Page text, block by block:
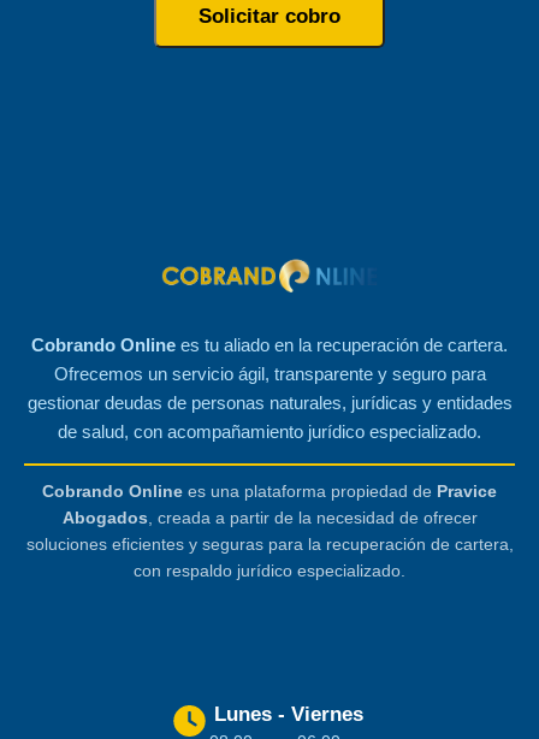
Solicitar cobro
Cobrando Online es tu aliado en la recuperación de cartera.
Ofrecemos un servicio ágil, transparente y seguro para
gestionar deudas de personas naturales, jurídicas y entidades
de salud, con acompañamiento jurídico especializado.
Cobrando Online es una plataforma propiedad de Pravice
Abogados , creada a partir de la necesidad de ofrecer
soluciones eficientes y seguras para la recuperación de cartera,
con respaldo jurídico especializado.
Lunes - Viernes